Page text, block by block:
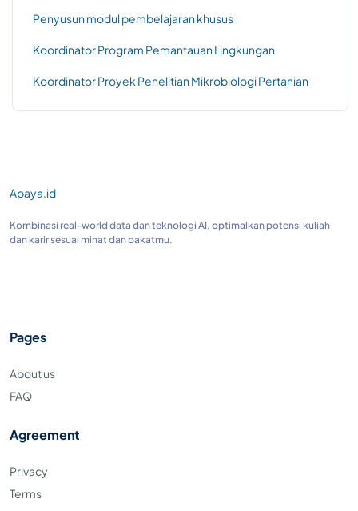
Penyusun modul pembelajaran khusus
Koordinator Program Pemantauan Lingkungan
Koordinator Proyek Penelitian Mikrobiologi Pertanian
Apaya.id
Kombinasi real-world data dan teknologi AI, optimalkan potensi kuliah
dan karir sesuai minat dan bakatmu.
Pages
About us
FAQ
Agreement
Privacy
Terms